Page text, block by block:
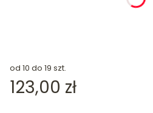
od 10 do 19 szt.
Cena
123,00 zł